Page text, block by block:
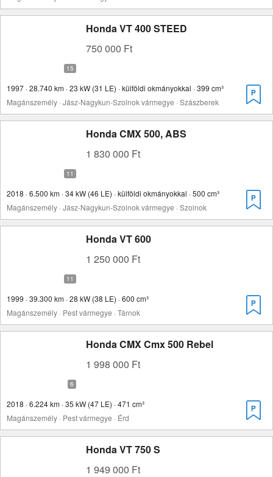
Honda VT 400 STEED
750 000 Ft
1997 · 28.740 km · 23 kW (31 LE) · külföldi okmányokkal · 399 cm³
Magánszemély · Jász-Nagykun-Szolnok vármegye · Szászberek
Honda CMX 500, ABS
1 830 000 Ft
2018 · 6.500 km · 34 kW (46 LE) · külföldi okmányokkal · 500 cm³
Magánszemély · Jász-Nagykun-Szolnok vármegye · Szolnok
Honda VT 600
1 250 000 Ft
1999 · 39.300 km · 28 kW (38 LE) · 600 cm³
Magánszemély · Pest vármegye · Tárnok
Honda CMX Cmx 500 Rebel
1 998 000 Ft
2018 · 6.224 km · 35 kW (47 LE) · 471 cm³
Magánszemély · Pest vármegye · Érd
Honda VT 750 S
1 949 000 Ft